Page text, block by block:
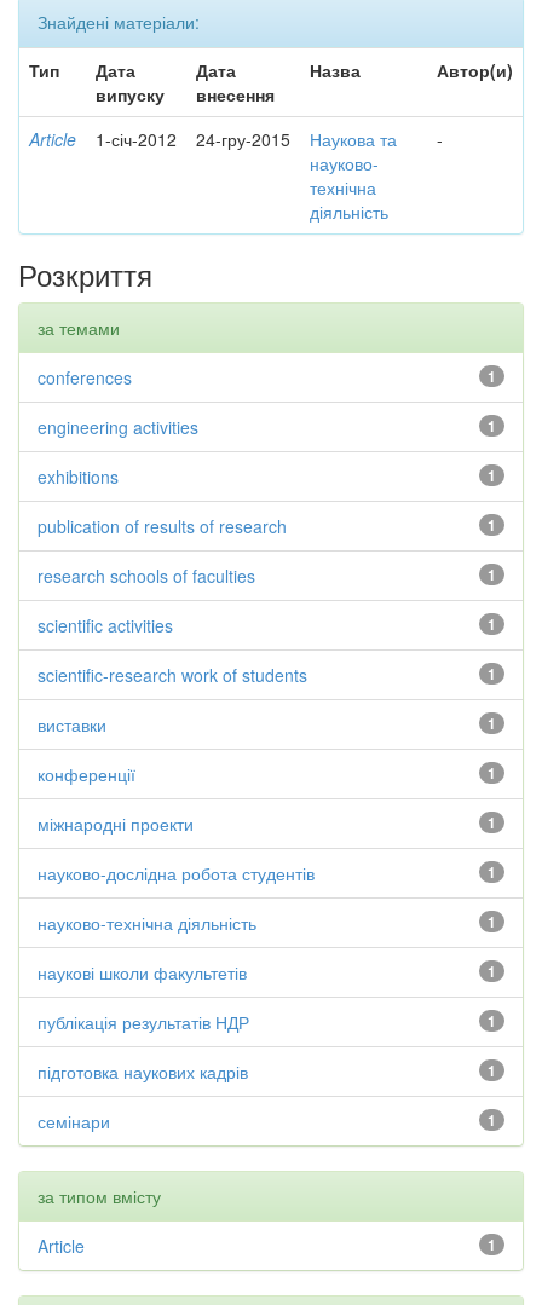
Знайдені матеріали:
Тип
Дата
випуску
Дата
внесення
Назва Автор(и)
Article 1-січ-2012 24-гру-2015
Наукова та
науково-
технічна
діяльність
-
Розкриття
за темами
1
conferences
1
engineering activities
1
exhibitions
1
publication of results of research
1
research schools of faculties
1
scientific activities
1
scientific-research work of students
1
виставки
1
конференції
1
міжнародні проекти
1
науково-дослідна робота студентів
1
науково-технічна діяльність
1
наукові школи факультетів
1
публікація результатів НДР
1
підготовка наукових кадрів
1
семінари
за типом вмісту
1
Article